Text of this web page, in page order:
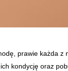
prawie każda z
kondycję oraz